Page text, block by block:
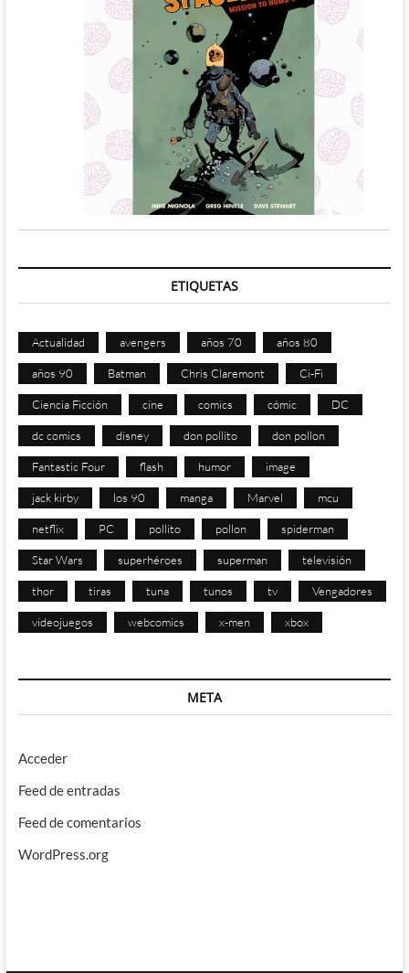
ETIQUETAS
Actualidad avengers años 70 años 80
años 90 Batman Chris Claremont Ci-Fi
Ciencia Ficción cine comics cómic DC
dc comics disney don pollito don pollon
Fantastic Four flash humor image
jack kirby los 90 manga Marvel mcu
netflix PC pollito pollon spiderman
Star Wars superhéroes superman televisión
thor tiras tuna tunos tv Vengadores
videojuegos webcomics x-men xbox
META
Acceder
Feed de entradas
Feed de comentarios
WordPress.org